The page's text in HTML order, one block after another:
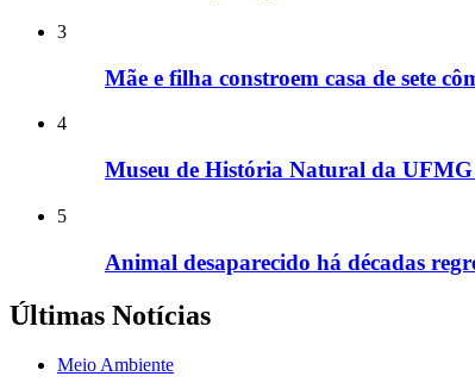
3
Mãe e filha constroem casa de sete
4
Museu de História Natural da
5
Animal desaparecido há décadas
Últimas Notícias
Meio Ambiente